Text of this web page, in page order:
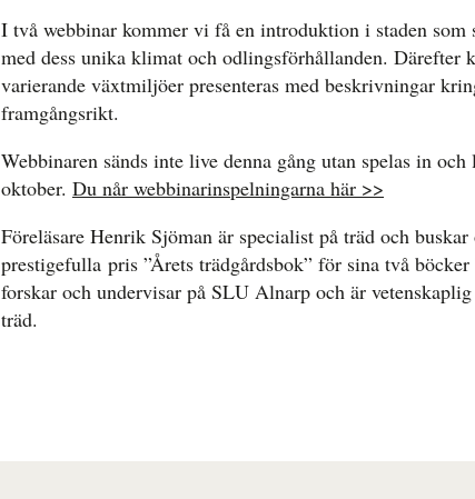
I två webbinar kommer vi få en introduktion i staden som
med dess unika klimat och odlingsförhållanden. Därefter
varierande växtmiljöer presenteras med beskrivningar
framgångsrikt.
Webbinaren sänds inte live denna gång utan spelas in
oktober. Du når webbinarinspelningarna här >>
Föreläsare Henrik Sjöman är specialist på träd och
prestigefulla pris ”Årets trädgårdsbok” för sina två
forskar och undervisar på SLU Alnarp och är
träd.